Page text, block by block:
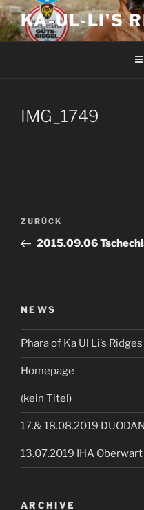
Zum
Inhalt
springen
KA-UL-LI'S
IMG_1749
Beitragsnavigation
Vorheriger
Beitrag
ZURÜCK
2015.09.06
NEWS
Phara of Ka Ul Li’s Ridges
Homepage
(kein Titel)
17.& 18.08.2019
13.07.2019 IHA Oberwart
ARCHIVE